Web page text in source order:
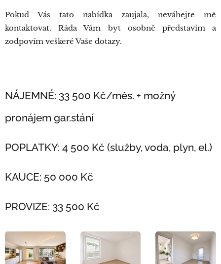
Pokud Vás tato nabídka zaujala, neváhejte mě
kontaktovat. Ráda Vám byt osobně představím a
zodpovím veškeré Vaše dotazy.
NÁJEMNÉ: 33 500 Kč/měs. + možný
pronájem gar.stání
POPLATKY: 4 500 Kč (služby, voda, plyn, el.)
KAUCE: 50 000 Kč
PROVIZE: 33 500 Kč